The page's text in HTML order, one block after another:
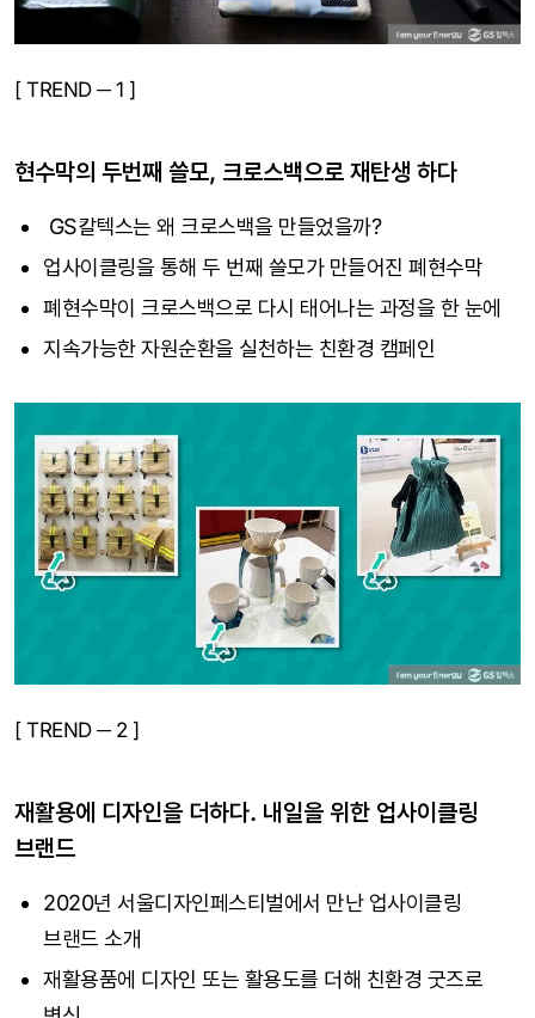
[ TREND ─ 1 ]
현수막의 두번째 쓸모, 크로스백으로 재탄생 하다
GS칼텍스는 왜 크로스백을 만들었을까?
업사이클링을 통해 두 번째 쓸모가 만들어진 폐현수막
폐현수막이 크로스백으로 다시 태어나는 과정을 한 눈에
지속가능한 자원순환을 실천하는 친환경 캠페인
[ TREND ─ 2 ]
재활용에 디자인을 더하다. 내일을 위한 업사이클링
브랜드
2020년 서울디자인페스티벌에서 만난 업사이클링
브랜드 소개
재활용품에 디자인 또는 활용도를 더해 친환경 굿즈로